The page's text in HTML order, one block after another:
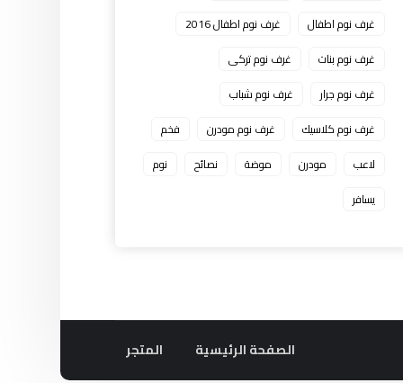
غرف نوم اطفال
غرف نوم اطفال 2016
غرف نوم بنات
غرف نوم تركى
غرف نوم جرار
غرف نوم شباب
غرف نوم كلاسيك
غرف نوم مودرن
فخم
لاعب
مودرن موضة نصائح
نوم
يسافر
الصفحة الرئيسية المتجر